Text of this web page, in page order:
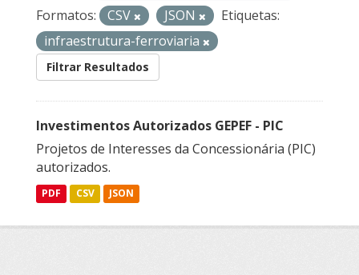
Formatos:
CSV JSON
Etiquetas:
infraestrutura-ferroviaria
Filtrar Resultados
Investimentos Autorizados GEPEF - PIC
Projetos de Interesses da Concessionária (PIC)
autorizados.
PDF CSV JSON